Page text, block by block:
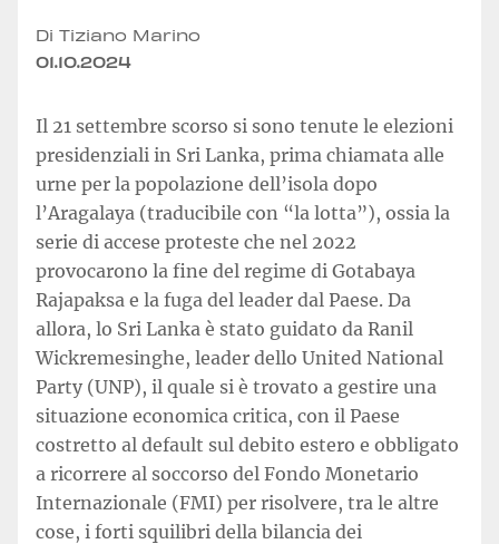
Di Tiziano Marino
01.10.2024
Il 21 settembre scorso si sono tenute le elezioni
presidenziali in Sri Lanka, prima chiamata alle
urne per la popolazione dell’isola dopo
l’Aragalaya (traducibile con “la lotta”), ossia la
serie di accese proteste che nel 2022
provocarono la fine del regime di Gotabaya
Rajapaksa e la fuga del leader dal Paese. Da
allora, lo Sri Lanka è stato guidato da Ranil
Wickremesinghe, leader dello United National
Party (UNP), il quale si è trovato a gestire una
situazione economica critica, con il Paese
costretto al default sul debito estero e obbligato
a ricorrere al soccorso del Fondo Monetario
Internazionale (FMI) per risolvere, tra le altre
cose, i forti squilibri della bilancia dei